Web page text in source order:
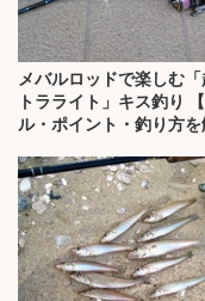
メバルロッドで楽しむ
トラライト」キス釣り
ル・ポイント・釣り方を